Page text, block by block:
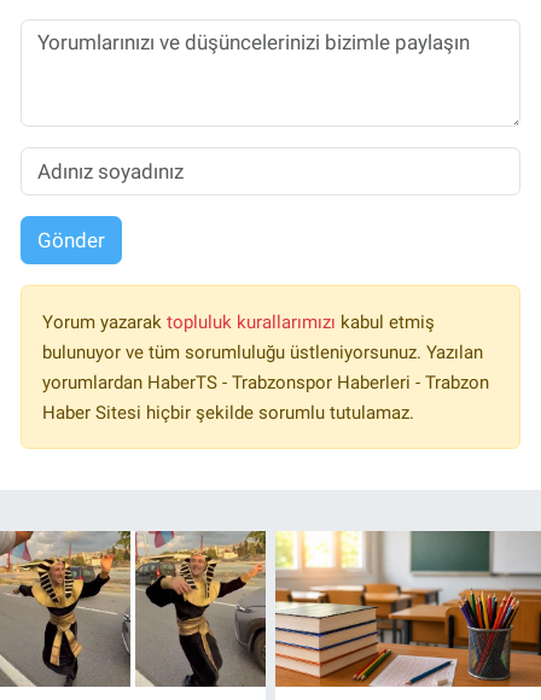
Gönder
Yorum yazarak topluluk kurallarımızı kabul etmiş
bulunuyor ve tüm sorumluluğu üstleniyorsunuz. Yazılan
yorumlardan HaberTS - Trabzonspor Haberleri - Trabzon
Haber Sitesi hiçbir şekilde sorumlu tutulamaz.